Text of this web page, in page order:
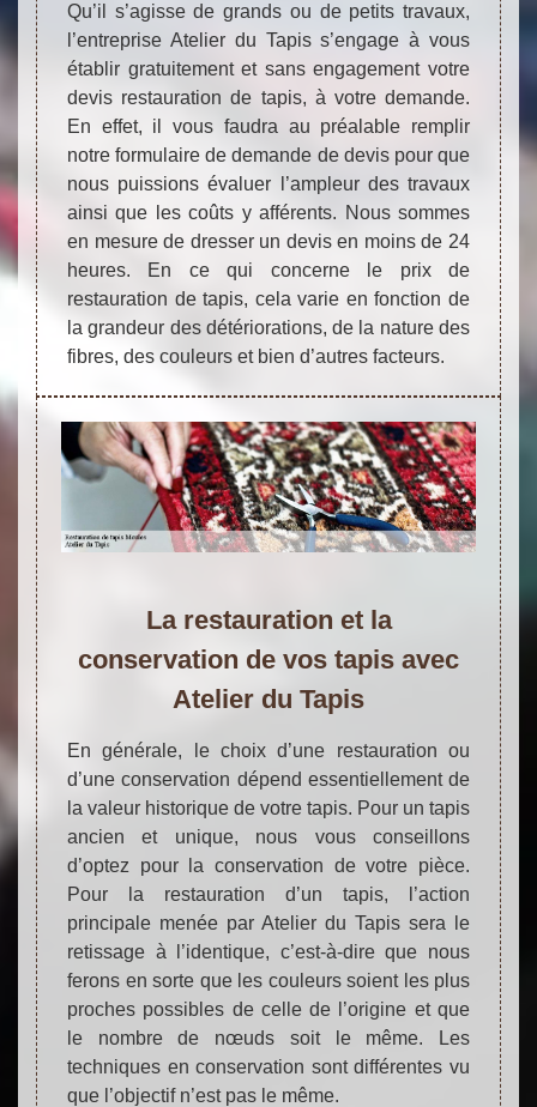
Qu’il s’agisse de grands ou de petits travaux,
l’entreprise Atelier du Tapis s’engage à vous
établir gratuitement et sans engagement votre
devis restauration de tapis, à votre demande.
En effet, il vous faudra au préalable remplir
notre formulaire de demande de devis pour que
nous puissions évaluer l’ampleur des travaux
ainsi que les coûts y afférents. Nous sommes
en mesure de dresser un devis en moins de 24
heures. En ce qui concerne le prix de
restauration de tapis, cela varie en fonction de
la grandeur des détériorations, de la nature des
fibres, des couleurs et bien d’autres facteurs.
La restauration et la
conservation de vos tapis avec
Atelier du Tapis
En générale, le choix d’une restauration ou
d’une conservation dépend essentiellement de
la valeur historique de votre tapis. Pour un tapis
ancien et unique, nous vous conseillons
d’optez pour la conservation de votre pièce.
Pour la restauration d’un tapis, l’action
principale menée par Atelier du Tapis sera le
retissage à l’identique, c’est-à-dire que nous
ferons en sorte que les couleurs soient les plus
proches possibles de celle de l’origine et que
le nombre de nœuds soit le même. Les
techniques en conservation sont différentes vu
que l’objectif n’est pas le même.